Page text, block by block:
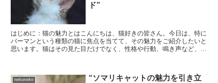
ド”
はじめに：猫の魅力とはこんにちは、猫好きの皆さん。今日は、特に
バーマンという種類の猫に焦点を当てて、その魅力をご紹介したいと
思います。猫はその見た目だけでなく、性格や行動、鳴き声など、種
nekoneko
“ソマリキャットの魅力を引き立